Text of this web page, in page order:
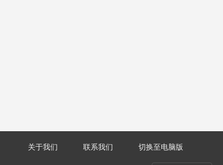
关于我们 联系我们 切换至电脑版